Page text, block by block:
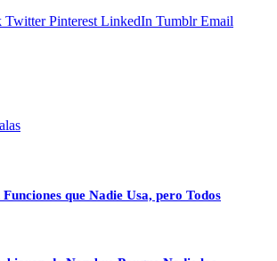
Twitter Pinterest LinkedIn Tumblr Email
que Nadie Usa, pero Todos